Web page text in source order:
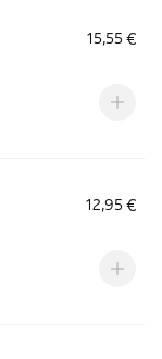
15,55 €
12,95 €